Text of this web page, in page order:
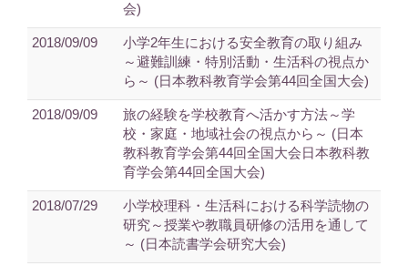
会)
2018/09/09
小学2年生における安全教育の取り組み
～避難訓練・特別活動・生活科の視点か
ら～ (日本教科教育学会第44回全国大会)
2018/09/09
旅の経験を学校教育へ活かす方法～学
校・家庭・地域社会の視点から～ (日本
教科教育学会第44回全国大会日本教科教
育学会第44回全国大会)
2018/07/29
小学校理科・生活科における科学読物の
研究～授業や教職員研修の活用を通して
～ (日本読書学会研究大会)